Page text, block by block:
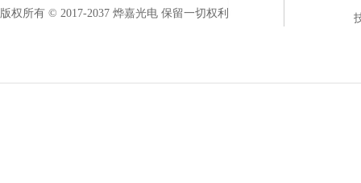
版权所有 © 2017-2037 烨嘉光电 保留一切权利